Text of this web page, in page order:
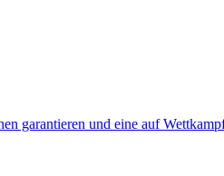
garantieren und eine auf